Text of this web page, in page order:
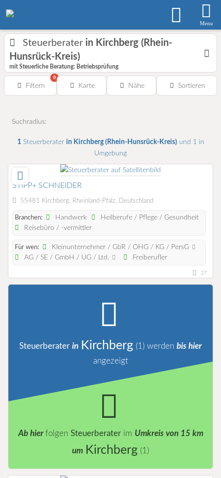
Menu
Steuerberater in Kirchberg (Rhein-
Hunsrück-Kreis)
mit Steuerliche Beratung: Betriebsprüfung
Filtern
0
Karte Nähe Sortieren
Suchradius:
1Steuerberater in Kirchberg (Rhein-Hunsrück-Kreis)und 1 in
Umgebung
STIPP+ SCHNEIDER
55481 Kirchberg, Rheinland-Pfalz, Deutschland
Branchen: Handwerk
Heilberufe / Pflege / Gesundheit
Reisebüro / -vermittler
Für wen:
Kleinunternehmer / GbR / OHG / KG / PersG
AG / SE / GmbH / UG / Ltd.
Freiberufler
27
Steuerberater in Kirchberg (1) werden bis hier
angezeigt
Ab hierfolgen Steuerberaterim Umkreis von 15 km
um Kirchberg (1)